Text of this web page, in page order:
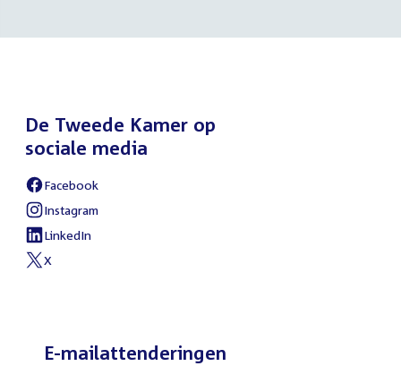
De Tweede Kamer op
sociale media
External
link:
Facebook
External
link:
Instagram
External
link:
LinkedIn
External
X
E-mailattenderingen